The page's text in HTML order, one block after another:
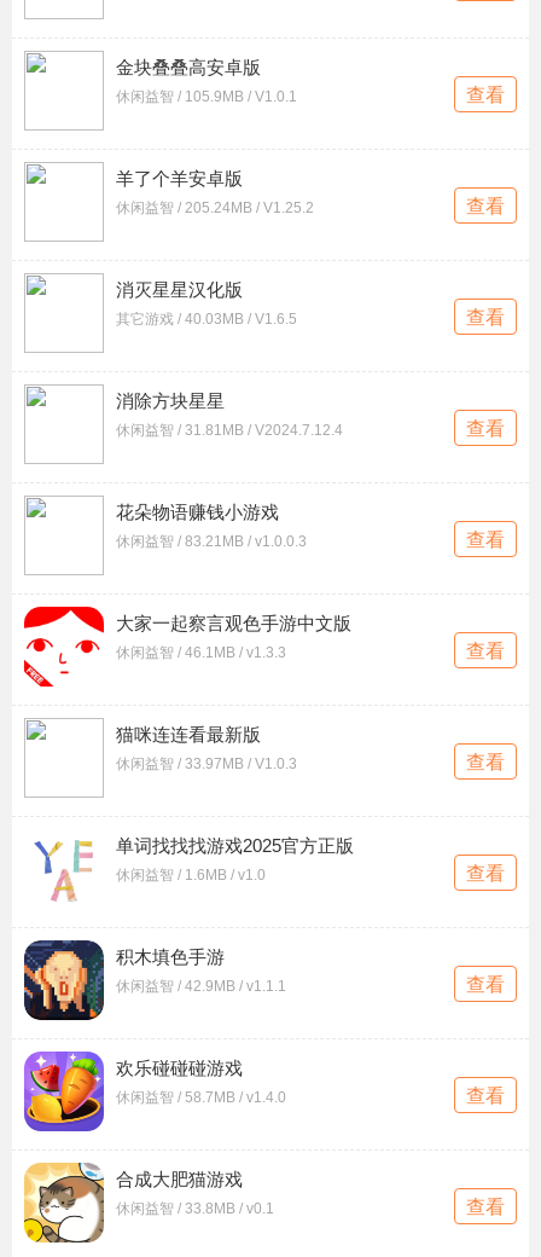
金块叠叠高安卓版
休闲益智 / 105.9MB / V1.0.1 查看
羊了个羊安卓版
休闲益智 / 205.24MB / V1.25.2 查看
消灭星星汉化版
其它游戏 / 40.03MB / V1.6.5 查看
消除方块星星
休闲益智 / 31.81MB / V2024.7.12.4 查看
花朵物语赚钱小游戏
休闲益智 / 83.21MB / v1.0.0.3 查看
大家一起察言观色手游中文版
休闲益智 / 46.1MB / v1.3.3 查看
猫咪连连看最新版
休闲益智 / 33.97MB / V1.0.3 查看
单词找找找游戏2025官方正版
休闲益智 / 1.6MB / v1.0 查看
积木填色手游
休闲益智 / 42.9MB / v1.1.1 查看
欢乐碰碰碰游戏
休闲益智 / 58.7MB / v1.4.0 查看
合成大肥猫游戏
休闲益智 / 33.8MB / v0.1 查看